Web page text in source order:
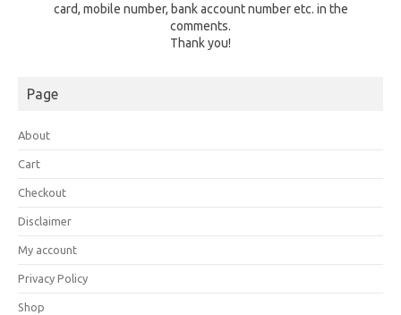
card, mobile number, bank account number etc. in the
comments.
Thank you!
Page
About
Cart
Checkout
Disclaimer
My account
Privacy Policy
Shop